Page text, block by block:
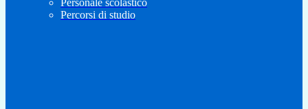
Personale scolastico
Percorsi di studio